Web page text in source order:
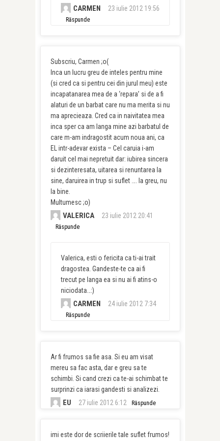
CARMEN 23 iulie 2012 19:56
Răspunde
Subscriu, Carmen ;o(
Inca un lucru greu de inteles pentru mine
(si cred ca si pentru cei din jurul meu) este
incapatanarea mea de a ‘repara’ si de a fi
alaturi de un barbat care nu ma merita si nu
ma aprecieaza. Cred ca in naivitatea mea
inca sper ca am langa mine azi barbatul de
care m-am indragostit acum noua ani, ca
EL intr-adevar exista – Cel caruia i-am
daruit cel mai nepretuit dar: iubirea sincera
si dezinteresata, uitarea si renuntarea la
sine, daruirea in trup si suflet …. la greu, nu
la bine.
Multumesc ;o)
VALERICA 23 iulie 2012 20:41
Răspunde
Valerica, esti o fericita ca ti-ai trait
dragostea. Gandeste-te ca ai fi
trecut pe langa ea si nu ai fi atins-o
niciodata…:)
CARMEN 24 iulie 2012 7:34
Răspunde
Ar fi frumos sa fie asa. Si eu am visat
mereu sa fac asta, dar e greu sa te
schimbi. Si cand crezi ca te-ai schimbat te
surprinzi ca iarasi gandesti si analizezi.
EU 27 iulie 2012 6:12 Răspunde
imi este dor de scriierile tale suflet frumos!